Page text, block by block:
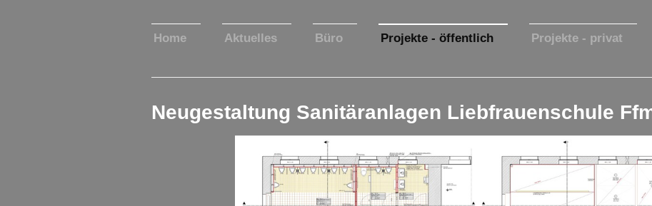
Home Aktuelles Büro Projekte - öffentlich Projekte - privat
Neugestaltung Sanitäranlagen Liebfrauenschule